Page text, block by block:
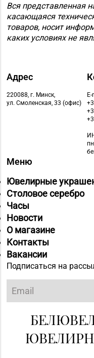
Вся представленная
касающаяся
товаров, носит
каких условиях не
Адрес
220088, г. Минск,
ул. Смоленская, 33 (офис)
Меню
Ювелирные
Столовое серебро
Часы
Новости
О магазине
Контакты
Вакансии
Подписаться на